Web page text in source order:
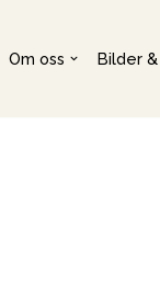
Om oss Bilder